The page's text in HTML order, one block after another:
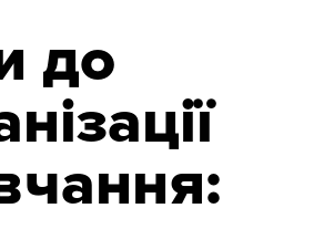
до